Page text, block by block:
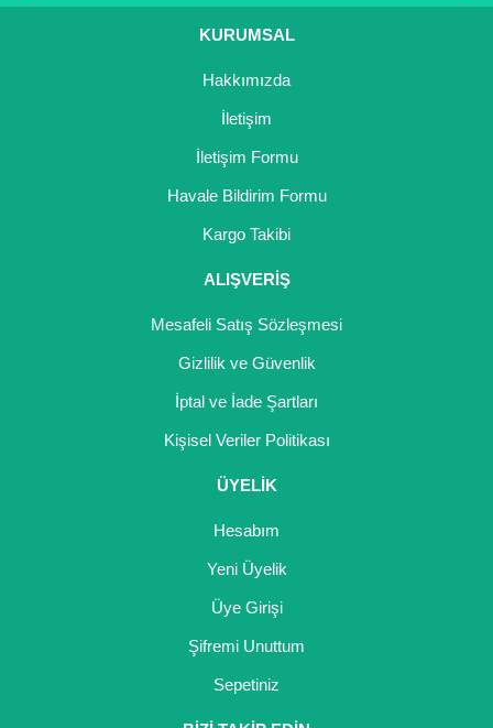
KURUMSAL
Hakkımızda
İletişim
İletişim Formu
Havale Bildirim Formu
Kargo Takibi
ALIŞVERİŞ
Mesafeli Satış Sözleşmesi
Gizlilik ve Güvenlik
İptal ve İade Şartları
Kişisel Veriler Politikası
ÜYELİK
Hesabım
Yeni Üyelik
Üye Girişi
Şifremi Unuttum
Sepetiniz